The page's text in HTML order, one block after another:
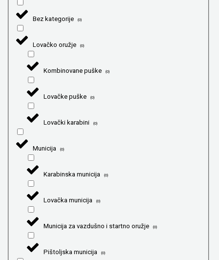
Bez kategorije (0)
Lovačko oružje (0)
Kombinovane puške (0)
Lovačke puške (0)
Lovački karabini (0)
Municija (0)
Karabinska municija (0)
Lovačka municija (0)
Municija za vazdušno i startno oružje (0)
Pištoljska municija (0)